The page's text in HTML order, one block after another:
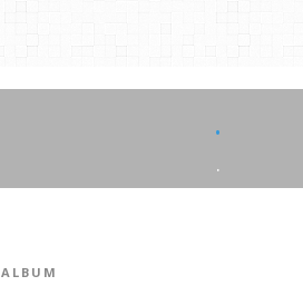
.
.
ALBUM